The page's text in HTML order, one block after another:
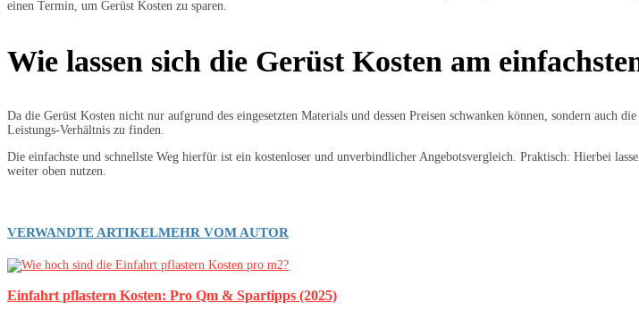
einen Termin, um Gerüst Kosten zu sparen.
Wie lassen sich die Gerüst Kosten am
Da die Gerüst Kosten nicht nur aufgrund des eingesetzten Materials und dessen Preisen schwanken können, sondern
Leistungs-Verhältnis zu finden.
Die einfachste und schnellste Weg hierfür ist ein kostenloser und unverbindlicher Angebotsvergleich. Praktisch: Hierbei
weiter oben nutzen.
VERWANDTE ARTIKELMEHR VOM AUTOR
Einfahrt pflastern Kosten: Pro Qm & Spartipps (2025)